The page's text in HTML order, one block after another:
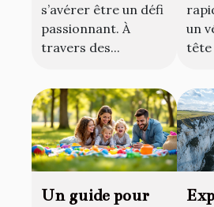
s’avérer être un défi
passionnant. À
travers des...
un
tête
Un guide pour